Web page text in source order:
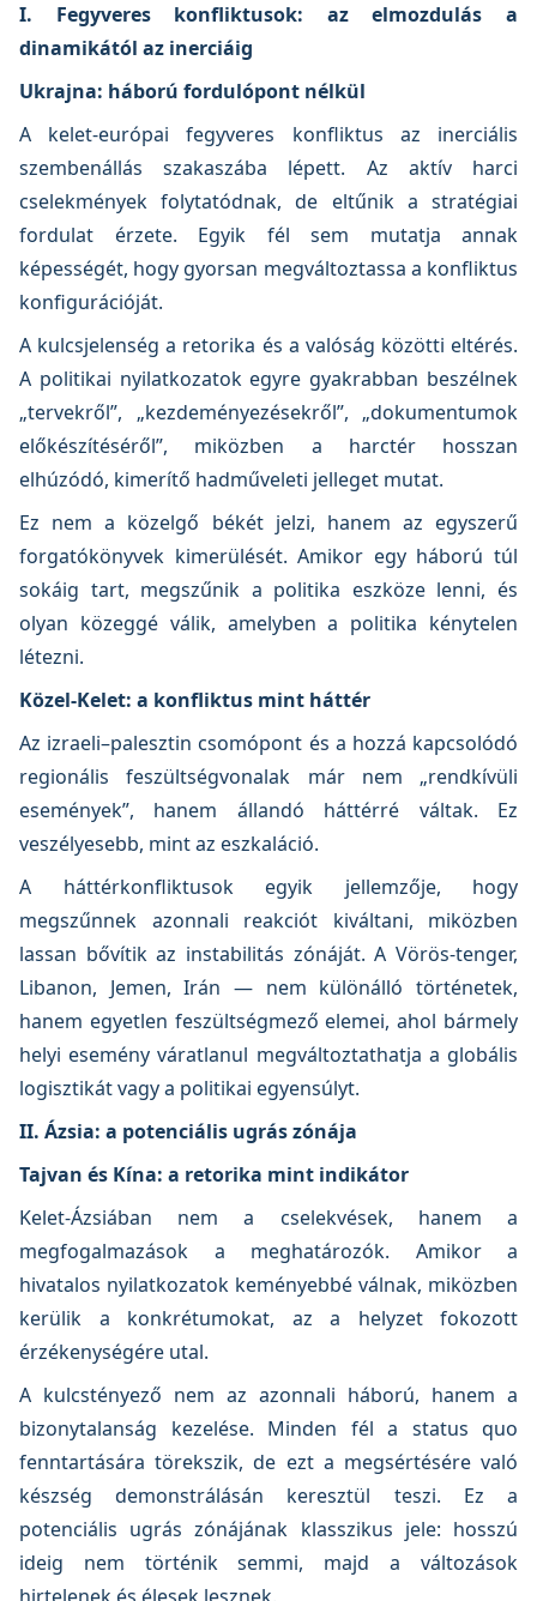
I. Fegyveres konfliktusok: az elmozdulás a
dinamikától az inerciáig
Ukrajna: háború fordulópont nélkül
A kelet-európai fegyveres konfliktus az inerciális
szembenállás szakaszába lépett. Az aktív harci
cselekmények folytatódnak, de eltűnik a stratégiai
fordulat érzete. Egyik fél sem mutatja annak
képességét, hogy gyorsan megváltoztassa a konfliktus
konfigurációját.
A kulcsjelenség a retorika és a valóság közötti eltérés.
A politikai nyilatkozatok egyre gyakrabban beszélnek
„tervekről”, „kezdeményezésekről”, „dokumentumok
előkészítéséről”, miközben a harctér hosszan
elhúzódó, kimerítő hadműveleti jelleget mutat.
Ez nem a közelgő békét jelzi, hanem az egyszerű
forgatókönyvek kimerülését. Amikor egy háború túl
sokáig tart, megszűnik a politika eszköze lenni, és
olyan közeggé válik, amelyben a politika kénytelen
létezni.
Közel-Kelet: a konfliktus mint háttér
Az izraeli–palesztin csomópont és a hozzá kapcsolódó
regionális feszültségvonalak már nem „rendkívüli
események”, hanem állandó háttérré váltak. Ez
veszélyesebb, mint az eszkaláció.
A háttérkonfliktusok egyik jellemzője, hogy
megszűnnek azonnali reakciót kiváltani, miközben
lassan bővítik az instabilitás zónáját. A Vörös-tenger,
Libanon, Jemen, Irán — nem különálló történetek,
hanem egyetlen feszültségmező elemei, ahol bármely
helyi esemény váratlanul megváltoztathatja a globális
logisztikát vagy a politikai egyensúlyt.
II. Ázsia: a potenciális ugrás zónája
Tajvan és Kína: a retorika mint indikátor
Kelet-Ázsiában nem a cselekvések, hanem a
megfogalmazások a meghatározók. Amikor a
hivatalos nyilatkozatok keményebbé válnak, miközben
kerülik a konkrétumokat, az a helyzet fokozott
érzékenységére utal.
A kulcstényező nem az azonnali háború, hanem a
bizonytalanság kezelése. Minden fél a status quo
fenntartására törekszik, de ezt a megsértésére való
készség demonstrálásán keresztül teszi. Ez a
potenciális ugrás zónájának klasszikus jele: hosszú
ideig nem történik semmi, majd a változások